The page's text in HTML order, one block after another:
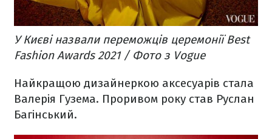
У Києві назвали переможців церемонії Best
Fashion Awards 2021 / Фото з Vogue
Найкращою дизайнеркою аксесуарів стала
Валерія Гузема. Проривом року став Руслан
Багінський.